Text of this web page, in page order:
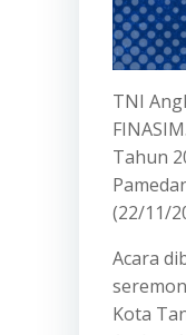
TNI
Tahun
(22/11/
Acara
Kota